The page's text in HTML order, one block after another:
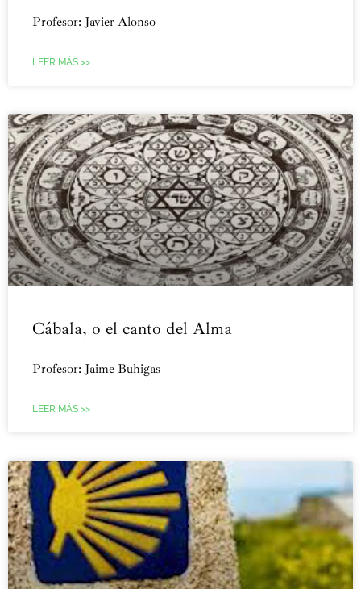
Profesor: Javier Alonso
LEER MÁS >>
Cábala, o el canto del Alma
Profesor: Jaime Buhigas
LEER MÁS >>